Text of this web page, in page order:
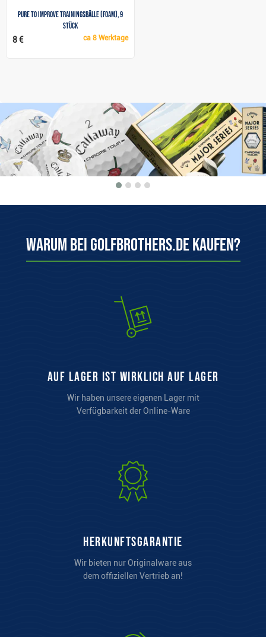
Pure To Improve Trainingsbälle (foam), 9
Stück
ca8 Werktage
8 €
Warum bei Golfbrothers.de kaufen?
auf Lager ist wirklich auf Lager
Wir haben unsere eigenen Lager mit
Verfügbarkeit der Online-Ware
Herkunftsgarantie
Wir bieten nur Originalware aus
dem offiziellen Vertrieb an!